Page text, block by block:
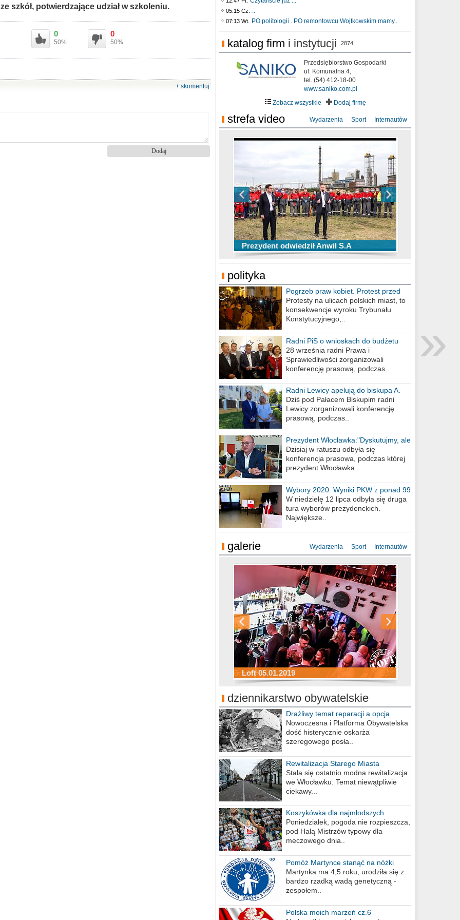
szkół, potwierdzające udział w szkoleniu.
0
50%
0
50%
+ skomentuj
05:15 Cz. ..
07:13 Wt. PO politologii . PO remontowcu Wojtkowskim mamy..
katalog firm i instytucji 2874
Przedsiębiorstwo Gospodarki
ul. Komunalna 4,
tel. (54) 412-18-00
www.saniko.com.pl
Zobacz wszystkie
Dodaj firmę
strefa video Wydarzenia Sport Internautów
Prezydent odwiedził Anwil S.A
TOP 10 przechwytów Anwilu Włocławek
w EBL w sezonie 2019/2020
TOP 5 rzutów Anwilu Włocławek w BCL
w sezonie 2019/2020
Ni To Ponk - W oczach mamy strach
sixf33t .Last Year DRONE FOOTAGE
Włocławek
XXIII Sesja Rady Miasta Włocławek VIII
kadencji w dniu 09.06.2020 r.
polityka
Pogrzeb praw kobiet. Protest przed
biurem poselskim PiS
Protesty na ulicach polskich miast, to
konsekwencje wyroku Trybunału
Konstytucyjnego,..
Radni PiS o wnioskach do budżetu
miasta na 2021 rok
28 września radni Prawa i
Sprawiedliwości zorganizowali
konferencję prasową, podczas..
Radni Lewicy apelują do biskupa A.
Wiesława Meringa
Dziś pod Pałacem Biskupim radni
Lewicy zorganizowali konferencję
prasową, podczas..
Prezydent Włocławka:"Dyskutujmy, ale
nie obrażajmy się”
Dzisiaj w ratuszu odbyła się
konferencja prasowa, podczas której
prezydent Włocławka..
Wybory 2020. Wyniki PKW z ponad 99
procent obwodów
W niedzielę 12 lipca odbyła się druga
tura wyborów prezydenckich.
Największe..
galerie Wydarzenia Sport Internautów
Loft 05.01.2019
Sylwester Podgrodzie 31.12.2018
Sylwester Pensjonat Michelin 31.12.2018
Sylwester Hotel Młyn 31.12.2018
Sylwester Miejski 31.12.2018
Sylwester Loft 31.12.2018
dziennikarstwo obywatelskie
Drażliwy temat reparacji a opcja
berlińska
Nowoczesna i Platforma Obywatelska
dość histerycznie oskarża
szeregowego posła..
Rewitalizacja Starego Miasta
Stała się ostatnio modna rewitalizacja
we Włocławku. Temat niewątpliwie
ciekawy...
Koszykówka dla najmłodszych
Poniedziałek, pogoda nie rozpieszcza,
pod Halą Mistrzów typowy dla
meczowego dnia..
Pomóż Martynce stanąć na nóżki
Martynka ma 4,5 roku, urodziła się z
bardzo rzadką wadą genetyczną -
zespołem..
Polska moich marzeń cz.6
»